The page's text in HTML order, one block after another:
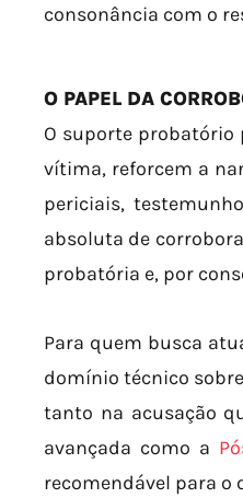
consonância com o
O PAPEL DA
O suporte probatório
vítima, reforcem a
periciais,
absoluta de
probatória e, por
Para quem busca
domínio técnico
tanto na acusação
avançada como a
recomendável para o